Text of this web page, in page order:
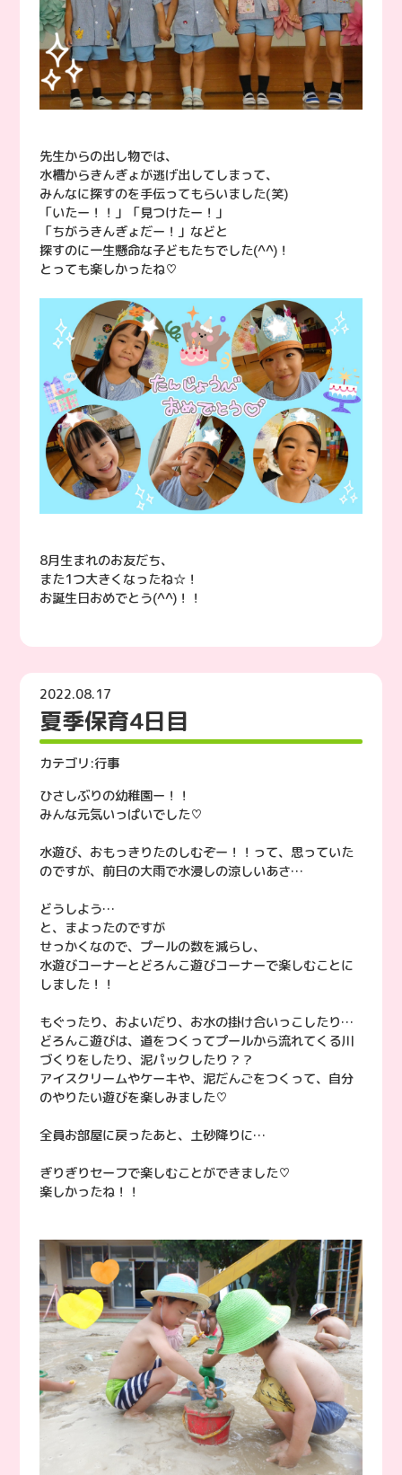
先生からの出し物では、
水槽からきんぎょが逃げ出してしまって、
みんなに探すのを手伝ってもらいました(笑)
「いたー！！」「見つけたー！」
「ちがうきんぎょだー！」などと
探すのに一生懸命な子どもたちでした(^^)！
とっても楽しかったね♡
8月生まれのお友だち、
また1つ大きくなったね☆！
お誕生日おめでとう(^^)！！
2022.08.17
夏季保育4日目
カテゴリ:行事
ひさしぶりの幼稚園ー！！
みんな元気いっぱいでした♡
水遊び、おもっきりたのしむぞー！！って、思っていた
のですが、前日の大雨で水浸しの涼しいあさ…
どうしよう…
と、まよったのですが
せっかくなので、プールの数を減らし、
水遊びコーナーとどろんこ遊びコーナーで楽しむことに
しました！！
もぐったり、およいだり、お水の掛け合いっこしたり…
どろんこ遊びは、道をつくってプールから流れてくる川
づくりをしたり、泥パックしたり？？
アイスクリームやケーキや、泥だんごをつくって、自分
のやりたい遊びを楽しみました♡
全員お部屋に戻ったあと、土砂降りに…
ぎりぎりセーフで楽しむことができました♡
楽しかったね！！